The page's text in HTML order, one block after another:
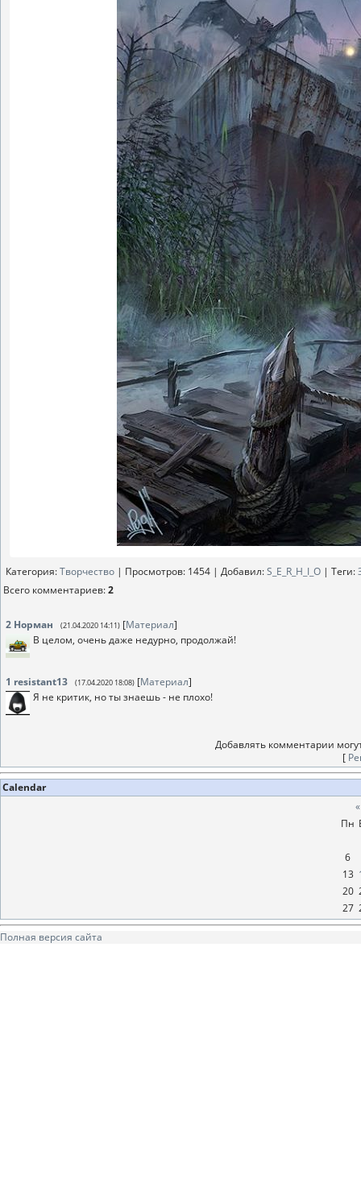
Категория:Творчество | Просмотров: 1454 | Добавил:S_E_R_H_I_O | Теги:
Всего комментариев:2
2 Норман (21.04.2020 14:11) [Материал]
В целом, очень даже недурно, продолжай!
1 resistant13 (17.04.2020 18:08) [Материал]
Я не критик, но ты знаешь - не плохо!
Добавлять комментарии
[
Calendar
«
Пн
6
13
20
27
Полная версия сайта